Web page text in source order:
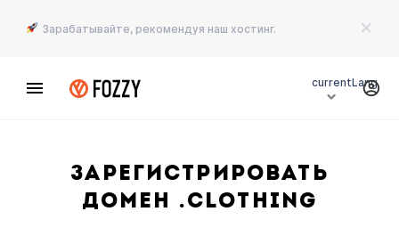
Зарабатывайте, рекомендуя наш хостинг.
currentLang
Зарегистрировать
домен .CLOTHING